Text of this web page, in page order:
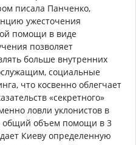
писала Панченко,
ужесточения
помощи в виде
позволяет
больше внутренних
социальные
что косвенно облегчает
«секретного»
ловли уклонистов в
общий объем помощи в 3
Киеву определенную